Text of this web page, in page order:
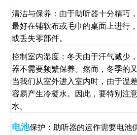
清洁与保养：由于助听器十分精巧
最好在铺软布或毛巾的桌面上进行
或丢失零部件。
控制室内湿度：冬天由于汗气减少
器不需要频繁保养。然而，冬季的
当我们从室外进入室内时，由于温
容易产生冷凝水。因此，要特别注
水。
电池保护：助听器的运作需要电池